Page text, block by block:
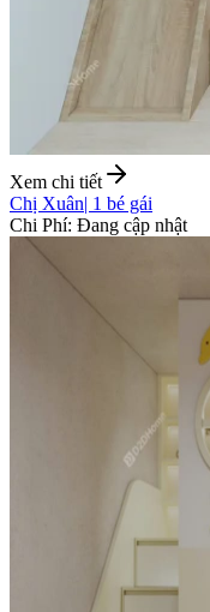
Xem chi tiết
Chị Xuân| 1 bé gái
Chi Phí: Đang cập nhật